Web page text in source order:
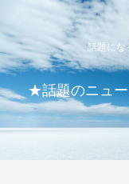
話題にな
★話題のニュ